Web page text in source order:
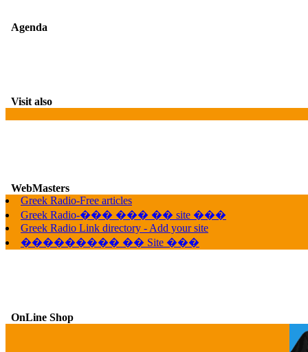
Agenda
Visit also
WebMasters
Greek Radio-Free articles
Greek Radio-��� ��� �� site ���
Greek Radio Link directory - Add your site
��������� �� Site ���
OnLine Shop